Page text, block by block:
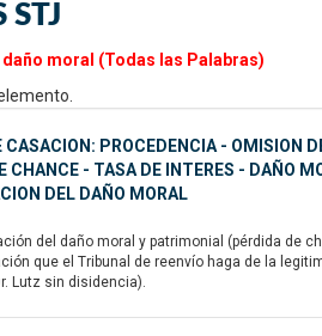
STJ
daño moral (Todas las Palabras)
CASACION: PROCEDENCIA - OMISION
CHANCE - TASA DE INTERES - DAÑO
DEL DAÑO MORAL
del daño moral y patrimonial (pérdida de
que el Tribunal de reenvío haga de la
Lutz sin disidencia).